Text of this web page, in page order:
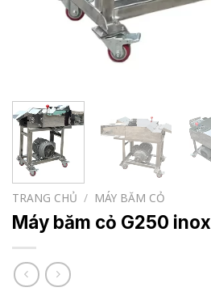
TRANG CHỦ / MÁY BĂM CỎ
Máy băm cỏ G250 inox